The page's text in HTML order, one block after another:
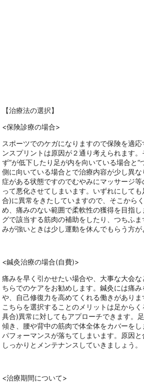
【治療法の選択】
<保険診療の場合>
スポーツでのケガになりますので保険を適
ンスプリントは原因が２通り考えられます。
ず”が低下したり足が内を向いている場合と“
側に向いている場合とで治療内容が少し異
症がある状態ですのでむやみにマッサージ等
って悪化させてしまいます。いずれにして
合)に異常をきたしていますので、そこから
め、痛みのない範囲で柔軟性の獲得を目指
グで該当する筋肉の補助をしたり、つちふ
みが強いときは少し運動を休んでもらう方が
<鍼灸治療の場合(自費)>
痛みを早く引かせたい場合や、大事な大会な
ちらでのケアをお勧めします。鍼灸には痛
や、自己修復力を高めてくれる働きがありま
こちらを選択することのメリットは足から
具合)異常に対してもアプローチできます。
傾き、腰や背中の筋肉で体全体をカバーを
パフォーマンスが落ちてしまいます。原因
しっかりとメンテナンスしていきましょう。
<治療期間について>